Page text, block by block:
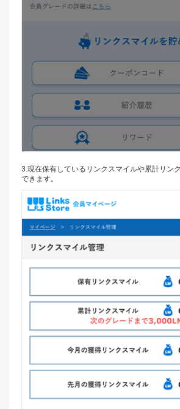
3.現在保有しているリンクスマイルや累計リン
できます。